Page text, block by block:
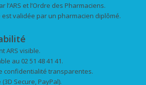
l’ARS et l’Ordre des Pharmaciens.
est validée par un pharmacien diplômé.
ARS visible.
au 02 51 48 41 41.
confidentialité transparentes.
Secure, PayPal).